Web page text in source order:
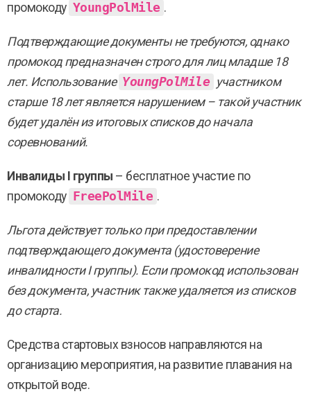
промокоду YoungPolMile .
Подтверждающие документы не требуются, однако
промокод предназначен строго для лиц младше 18
лет. Использование YoungPolMile участником
старше 18 лет является нарушением – такой участник
будет удалён из итоговых списков до начала
соревнований.
Инвалиды I группы – бесплатное участие по
промокоду
FreePolMile .
Льгота действует только при предоставлении
подтверждающего документа (удостоверение
инвалидности I группы). Если промокод использован
без документа, участник также удаляется из списков
до старта.
Средства стартовых взносов направляются на
организацию мероприятия, на развитие плавания на
открытой воде.